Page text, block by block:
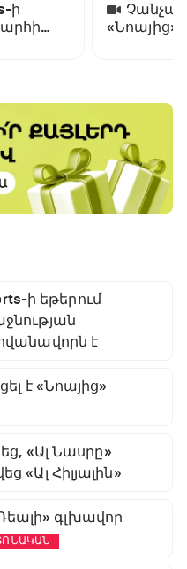
ի
«Նոայից»
ի եթերում
է
է «Նոայից»
«Ալ Նասրը»
«Ալ Հիլյալին»
գլխավոր